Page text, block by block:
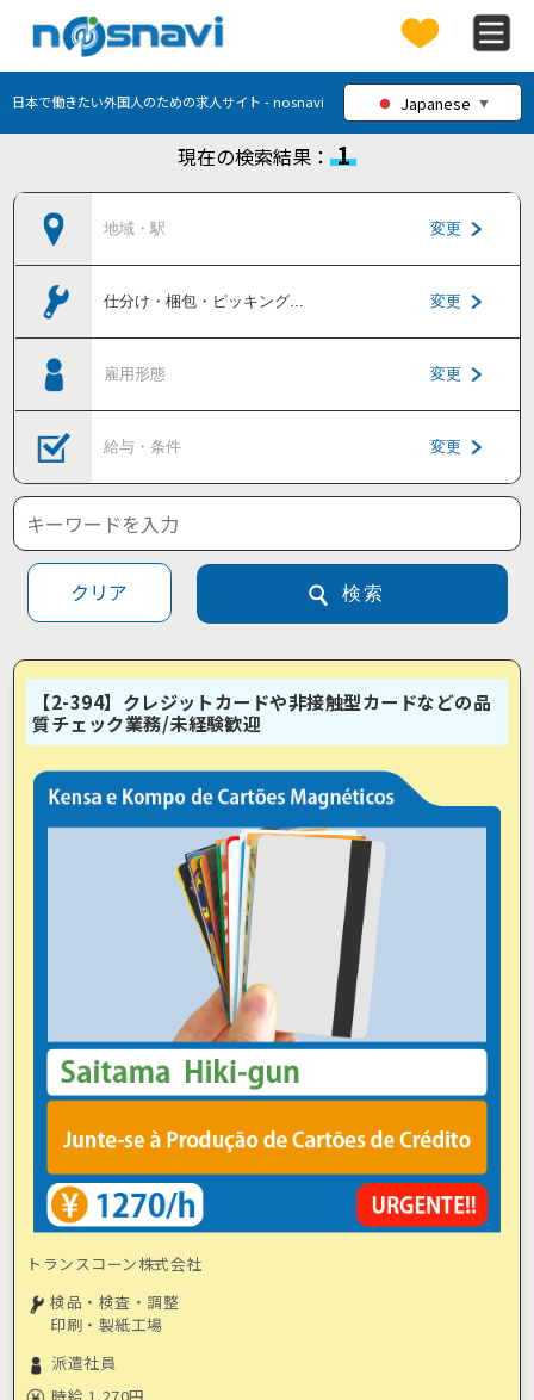
日本で働きたい外国人のための求人サイト - nosnavi Japanese ▼
現在の検索結果： 1
地域・駅 変更
仕分け・梱包・ピッキング... 変更
雇用形態 変更
給与・条件 変更
クリア 検索
【2-394】クレジットカードや非接触型カードなどの品
質チェック業務/未経験歓迎
トランスコーン株式会社
検品・検査・調整
印刷・製紙工場
派遣社員
時給 1,270円